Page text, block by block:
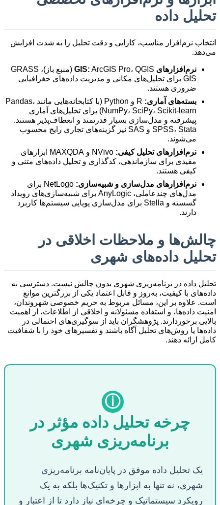
تحلیل داده
انتخاب نرم‌افزار مناسب، کارایی و دقت تحلیل را به شدت افزایش
می‌دهد.
نرم‌افزارهای GIS:
ArcGIS Pro، QGIS (منبع باز)، GRASS
GIS برای تحلیل‌های مکانی و مدیریت داده‌های جغرافیایی
ضروری هستند.
بسته‌های آماری:
R و Python (با کتابخانه‌هایی مانند Pandas،
NumPy، SciPy، Scikit-learn) برای تحلیل‌های آماری
پیشرفته و مدل‌سازی بسیار قدرتمند و انعطاف‌پذیر هستند.
SPSS، Stata و SAS نیز گزینه‌های تجاری رایج محسوب
می‌شوند.
نرم‌افزارهای تحلیل کیفی:
NVivo و MAXQDA ابزارهای
مفیدی برای سازماندهی، کدگذاری و تحلیل داده‌های متنی و
کیفی هستند.
نرم‌افزارهای مدل‌سازی و شبیه‌سازی:
NetLogo برای
مدل‌های چندعاملی، AnyLogic برای شبیه‌سازی‌های رویداد
گسسته و Stella برای مدل‌سازی پویایی سیستم‌ها کاربرد
دارند.
چالش‌ها و ملاحظات اخلاقی در
تحلیل داده‌های شهری
تحلیل داده در برنامه‌ریزی شهری بدون چالش نیست. دسترسی به
داده‌های با کیفیت، به‌روز و قابل اعتماد یکی از بزرگترین موانع
است. علاوه بر این، مسائل مربوط به حریم خصوصی شهروندان،
امنیت داده‌ها، و استفاده مسئولانه و اخلاقی از اطلاعات، از اهمیت
بالایی برخوردارند. پژوهشگران باید از سوگیری‌های احتمالی در
داده‌ها یا روش‌های تحلیل آگاه باشند و تفسیرهای خود را با شفافیت
کامل ارائه دهند.
ⓘ
چرخه تحلیل داده مؤثر در
برنامه‌ریزی شهری
یک تحلیل داده موفق در پایان‌نامه برنامه‌ریزی
شهری، نه تنها به ابزارها و تکنیک‌ها بلکه به یک
رویکرد سیستماتیک و چرخه‌ای نیاز دارد تا از اعتبار و